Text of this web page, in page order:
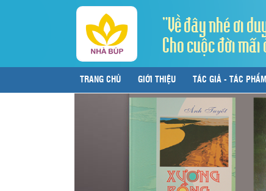
"Về đây nhé ơi
Cho cuộc đời
TRANG CHỦ GIỚI THIỆU TÁC GIẢ - TÁC PHẨM